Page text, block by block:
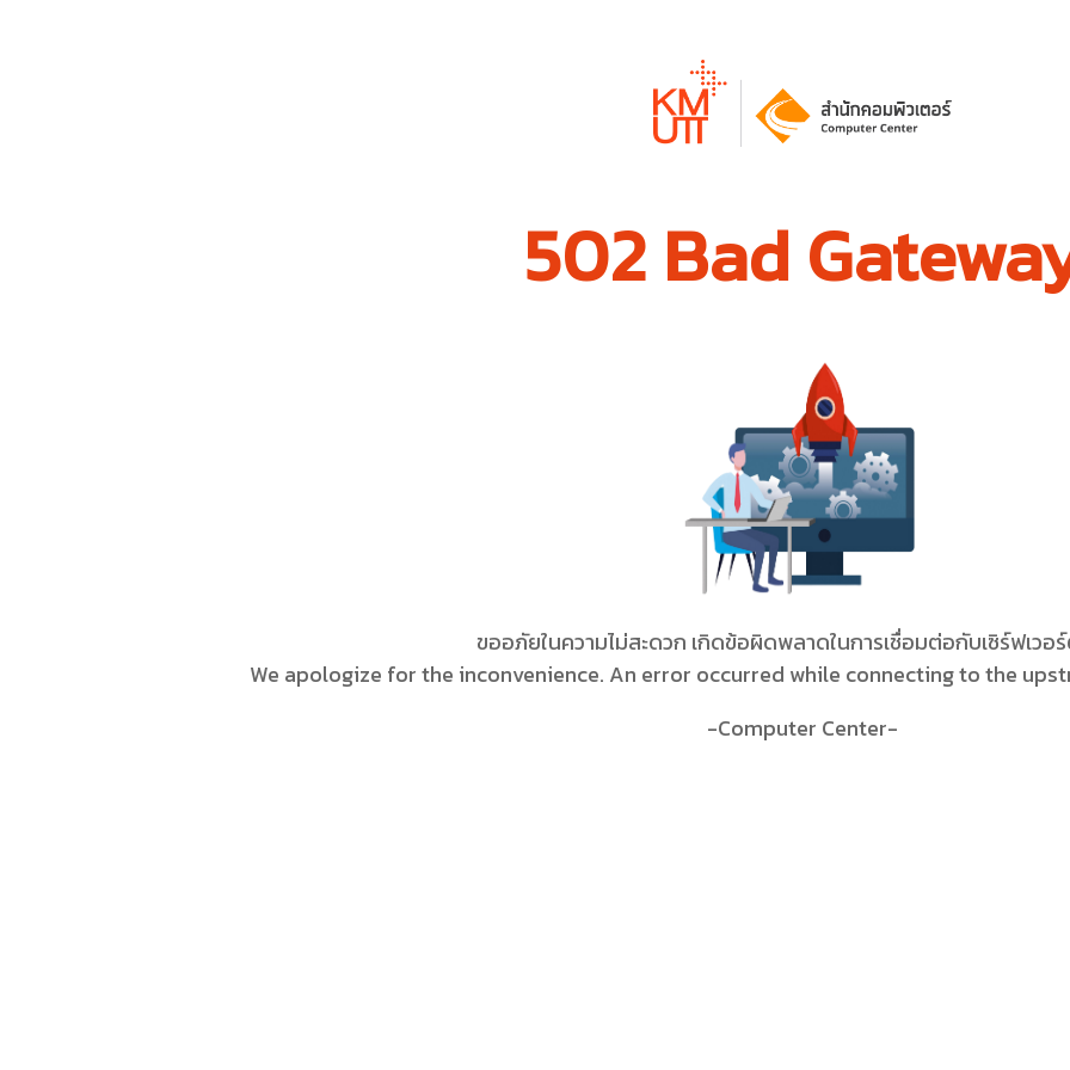
502 Bad
ขออภัยในความไม่สะดวก เกิดข้อผิดพลาดในการเชื่อมต่อกับเซิร์ฟเวอ
We apologize for the inconvenience. An error occurred while connecting to the
-Computer Center-